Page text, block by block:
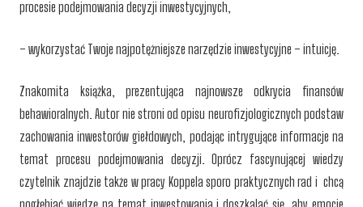
procesie podejmowania decyzji inwestycyjnych,
– wykorzystać Twoje najpotężniejsze narzędzie inwestycyjne – intuicję.
Znakomita książka, prezentująca najnowsze odkrycia finansów
behawioralnych. Autor nie stroni od opisu neurofizjologicznych podstaw
zachowania inwestorów giełdowych, podając intrygujące informacje na
temat procesu podejmowania decyzji. Oprócz fascynującej wiedzy
czytelnik znajdzie także w pracy Koppela sporo praktycznych rad i chcą